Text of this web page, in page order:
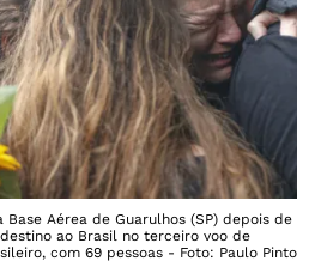
Base Aérea de Guarulhos (SP) depois de
ao Brasil no terceiro voo de
com 69 pessoas - Foto: Paulo Pinto